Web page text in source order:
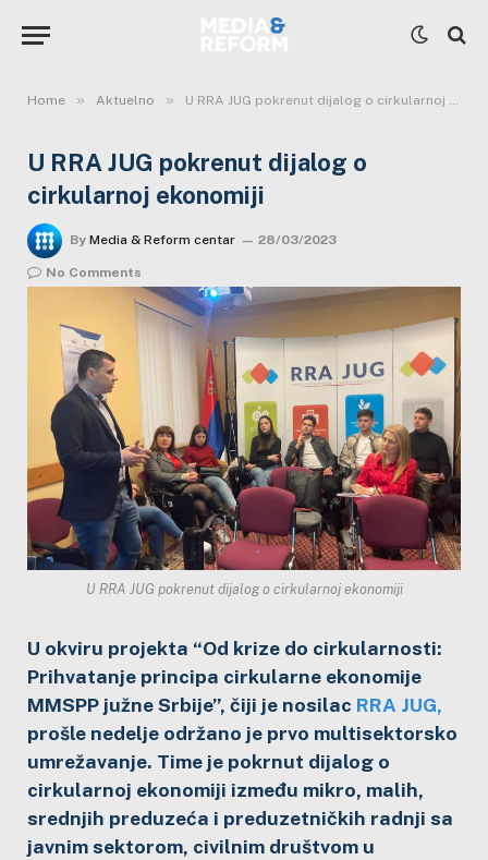
Home » Aktuelno » U RRA JUG pokrenut dijalog o cirkularnoj ekonomiji
U RRA JUG pokrenut dijalog o
cirkularnoj ekonomiji
By Media & Reform centar 28/03/2023
No Comments
U RRA JUG pokrenut dijalog o cirkularnoj ekonomiji
U okviru projekta “Od krize do cirkularnosti:
Prihvatanje principa cirkularne ekonomije
MMSPP južne Srbije”, čiji je nosilac RRA JUG,
prošle nedelje održano je prvo multisektorsko
umrežavanje. Time je pokrnut dijalog o
cirkularnoj ekonomiji između mikro, malih,
srednjih preduzeća i preduzetničkih radnji sa
javnim sektorom, civilnim društvom u